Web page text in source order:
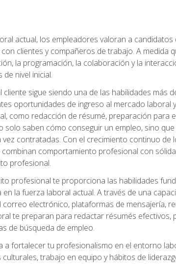
actual, los empleadores valoran a
clientes y compañeros de trabajo. A medida
la programación, la colaboración y la
nivel inicial.
cliente sigue siendo una de las habilidades
oportunidades de ingreso al mercado
como redacción de résumé, preparación para
solo saben cómo conseguir un empleo, sino
contratadas. Con el crecimiento continuo
comportamiento profesional con
profesional.
profesional te proporciona las habilidades
la fuerza laboral actual. A través de una
correo electrónico, plataformas de mensajería,
te preparan para redactar résumés
de búsqueda de empleo.
a fortalecer tu profesionalismo en el entorno
trabajo en equipo y hábitos de